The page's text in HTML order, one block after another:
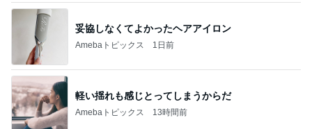
妥協しなくてよかったヘアアイロン
Amebaトピックス 1日前
軽い揺れも感じとってしまうからだ
Amebaトピックス 13時間前